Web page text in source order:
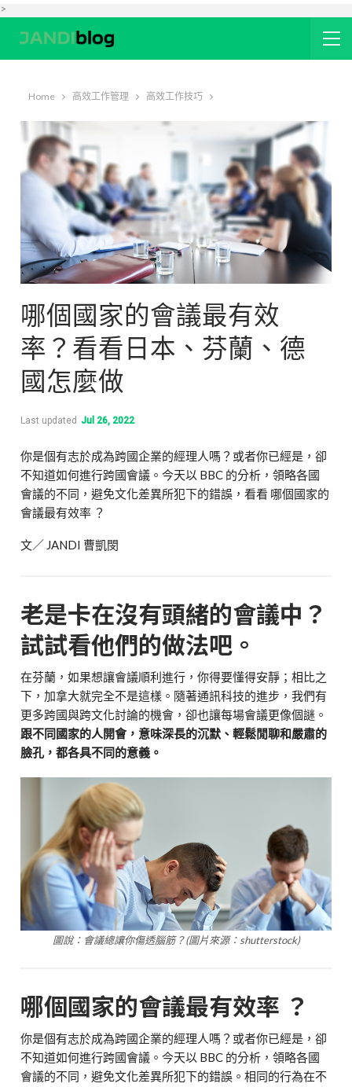
>
Home 高效工作管理 高效工作技巧
哪個國家的會議最有效
率？看看日本、芬蘭、德
國怎麼做
Last updated Jul 26, 2022
你是個有志於成為跨國企業的經理人嗎？或者你已經是，卻
不知道如何進行跨國會議。今天以 BBC 的分析，領略各國
會議的不同，避免文化差異所犯下的錯誤，看看 哪個國家的
會議最有效率 ？
文／ JANDI 曹凱閔
老是卡在沒有頭緒的會議中？
試試看他們的做法吧。
在芬蘭，如果想讓會議順利進行，你得要懂得安靜；相比之
下，加拿大就完全不是這樣。隨著通訊科技的進步，我們有
更多跨國與跨文化討論的機會，卻也讓每場會議更像個謎。
跟不同國家的人開會，意味深長的沉默、輕鬆閒聊和嚴肅的
臉孔，都各具不同的意義。
圖說：會議總讓你傷透腦筋？(圖片來源：shutterstock)
哪個國家的會議最有效率 ？
你是個有志於成為跨國企業的經理人嗎？或者你已經是，卻
不知道如何進行跨國會議。今天以 BBC 的分析，領略各國
會議的不同，避免文化差異所犯下的錯誤。相同的行為在不